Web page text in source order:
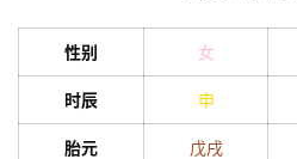
性别 女
时辰 申
胎元 戊戌